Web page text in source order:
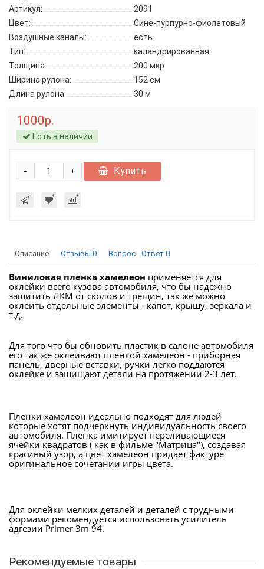
Артикул:
2091
Цвет:
Сине-пурпурно-фиолетовый
Воздушные каналы:
есть
Тип:
каландрированная
Толщина:
200 мкр
Ширина рулона:
152 см
Длина рулона:
30 м
1000р.
Есть в наличии
+
- Купить
Описание Отзывы 0 Вопрос - Ответ 0
Виниловая пленка хамелеон применяется для
оклейки всего кузова автомобиля, что бы надежно
защитить ЛКМ от сколов и трещин, так же можно
оклеить отдельные элементы - капот, крышу, зеркала и
т.д.
Для того что бы обновить пластик в салоне автомобиля
его так же оклеивают пленкой хамелеон - приборная
панель, дверные вставки, ручки легко поддаются
оклейке и защищают детали на протяжении 2-3 лет.
Пленки хамелеон идеально подходят для людей
которые хотят подчеркнуть индивидуальность своего
автомобиля. Пленка имитирует переливающиеся
ячейки квадратов ( как в фильме "Матрица"), создавая
красивый узор, а цвет хамелеон придает фактуре
оригинальное сочетании игры цвета.
Для оклейки мелких деталей и деталей с трудными
формами рекомендуется использовать усилитель
адгезии Primer 3m 94.
Рекомендуемые товары